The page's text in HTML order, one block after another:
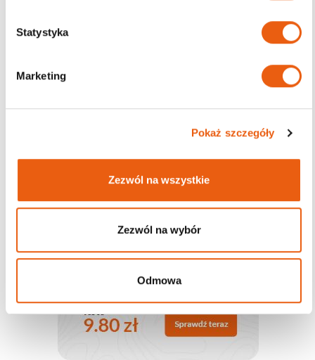
Statystyka
Marketing
Pokaż szczegóły
Zezwól na wszystkie
Zezwól na wybór
Odmowa